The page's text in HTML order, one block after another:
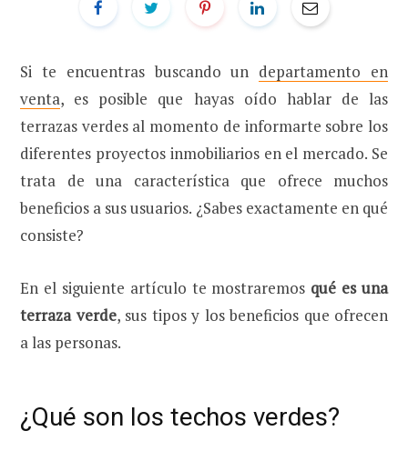
Si te encuentras buscando un departamento en
venta, es posible que hayas oído hablar de las
terrazas verdes al momento de informarte sobre los
diferentes proyectos inmobiliarios en el mercado. Se
trata de una característica que ofrece muchos
beneficios a sus usuarios. ¿Sabes exactamente en qué
consiste?
En el siguiente artículo te mostraremos qué es una
terraza verde, sus tipos y los beneficios que ofrecen
a las personas.
¿Qué son los techos verdes?